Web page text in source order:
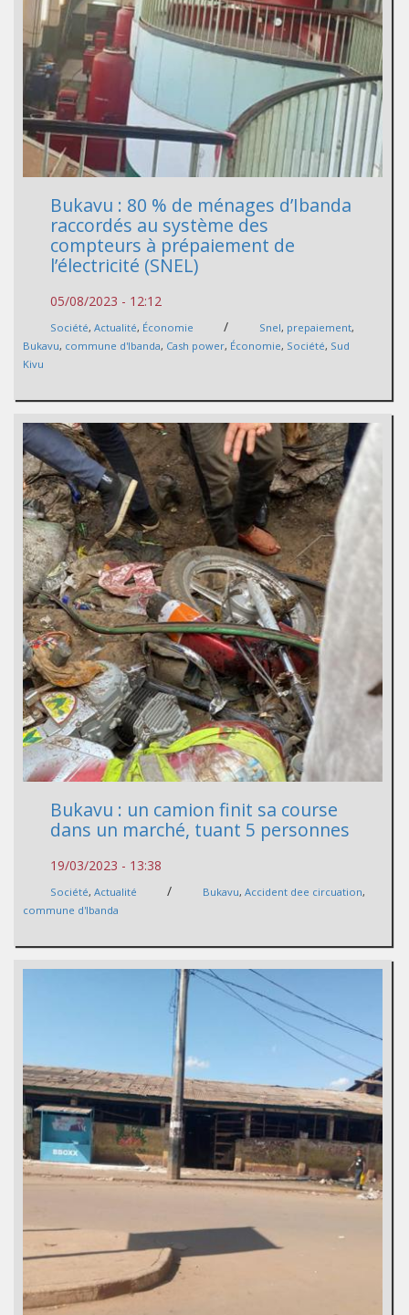
Bukavu : 80 % de ménages d’Ibanda
raccordés au système des
compteurs à prépaiement de
l’électricité (SNEL)
05/08/2023 - 12:12
Société, Actualité, Économie / Snel, prepaiement,
Bukavu, commune d'Ibanda, Cash power, Économie, Société, Sud
Kivu
Bukavu : un camion finit sa course
dans un marché, tuant 5 personnes
19/03/2023 - 13:38
Société, Actualité / Bukavu, Accident dee circuation,
commune d'Ibanda